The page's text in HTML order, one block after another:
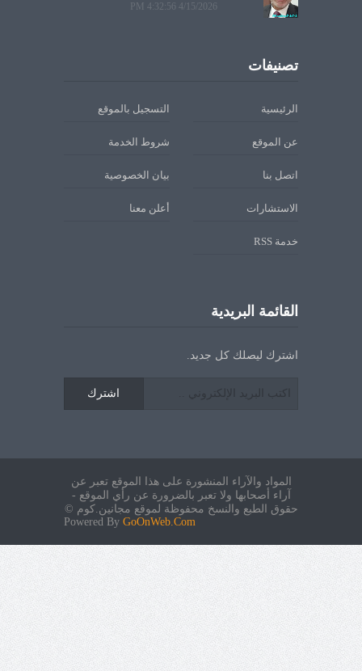
4/15/2026 4:32:56 PM
تصنيفات
الرئيسية التسجيل بالموقع
عن الموقع شروط الخدمة
اتصل بنا بيان الخصوصية
الاستشارات أعلن معنا
خدمة RSS
القائمة البريدية
اشترك ليصلك كل جديد.
اشترك
المواد والآراء المنشورة على هذا الموقع تعبر عن
آراء أصحابها ولا تعبر بالضرورة عن رأي الموقع -
حقوق الطبع والنسخ محفوظة لموقع مجانين.كوم ©
Powered By GoOnWeb.Com